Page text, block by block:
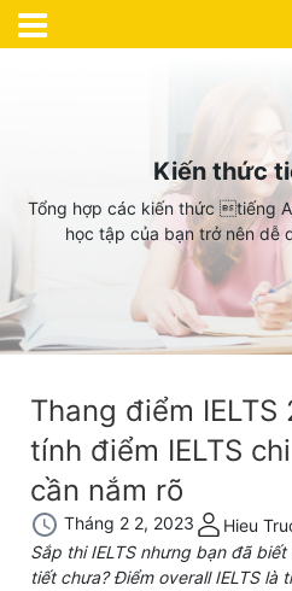
Kiến thức
Tổng hợp các kiến thức tiếng
học tập của bạn trở nên dễ
Thang điểm
tính điểm IELTS
cần nắm rõ
Tháng 2 2, 2023
Hieu
Sắp thi IELTS nhưng bạn đã
tiết chưa? Điểm overall IELTS là